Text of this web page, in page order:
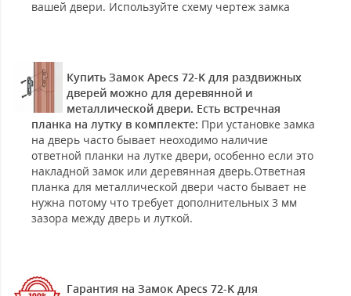
вашей двери. Используйте схему чертеж замка
Купить Замок Apecs 72-K для раздвижных
дверей можно для деревянной и
металлической двери. Есть встречная
планка на лутку в комплекте: При установке замка
на дверь часто бывает неоходимо наличие
ответной планки на лутке двери, особенно если это
накладной замок или деревянная дверь.Ответная
планка для металлической двери часто бывает не
нужна потому что требует дополнительных 3 мм
зазора между дверь и луткой.
Гарантия на Замок Apecs 72-K для